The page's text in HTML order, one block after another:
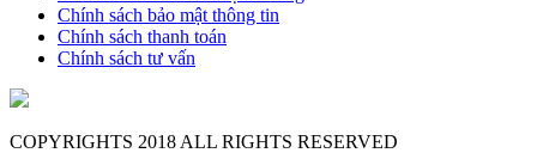
Chính sách bảo mật thông tin
Chính sách thanh toán
Chính sách tư vấn
COPYRIGHTS 2018 ALL RIGHTS RESERVED